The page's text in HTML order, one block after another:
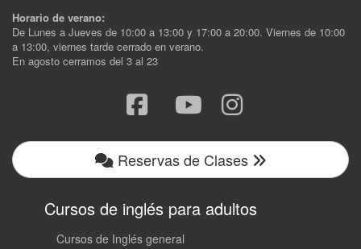
Horario de verano:
De Lunes a Jueves de 10:00 a 13:00 y 17:00 a 20:00. Viernes de 10:00
a 13:00, viernes tarde cerrado en verano.
En agosto cerramos del 3 al 23
Reservas de Clases
Cursos de inglés para adultos
Cursos de Inglés general